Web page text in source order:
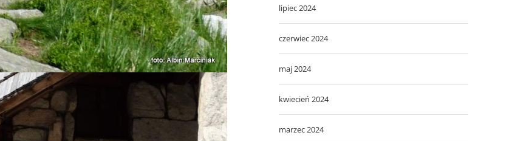
lipiec 2024
czerwiec 2024
maj 2024
kwiecień 2024
marzec 2024